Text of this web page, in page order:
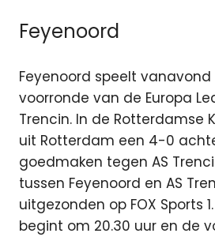
Feyenoord
Feyenoord speelt
voorronde van de Europa
Trencin. In de Rotterdamse
uit Rotterdam een 4-0
goedmaken tegen AS
tussen Feyenoord en AS
uitgezonden op FOX Sports
begint om 20.30 uur en de